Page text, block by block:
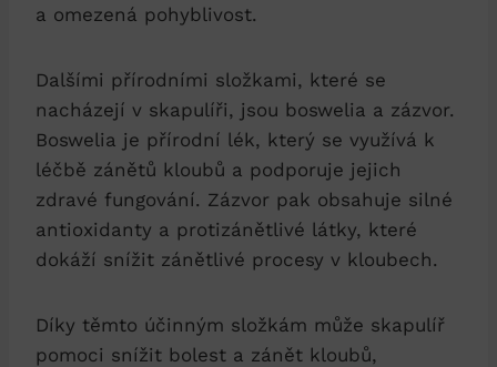
a omezená pohyblivost.
Dalšími přírodními složkami, které se
nacházejí v skapulíři, jsou boswelia a zázvor.
Boswelia je přírodní lék, který se využívá k
léčbě zánětů kloubů a podporuje jejich
zdravé fungování. Zázvor pak obsahuje silné
antioxidanty a protizánětlivé látky, které
dokáží snížit zánětlivé procesy v kloubech.
Díky těmto účinným složkám může skapulíř
pomoci snížit bolest a zánět kloubů,